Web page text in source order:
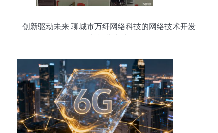
创新驱动未来 聊城市万纤网络科技的网络技术开发